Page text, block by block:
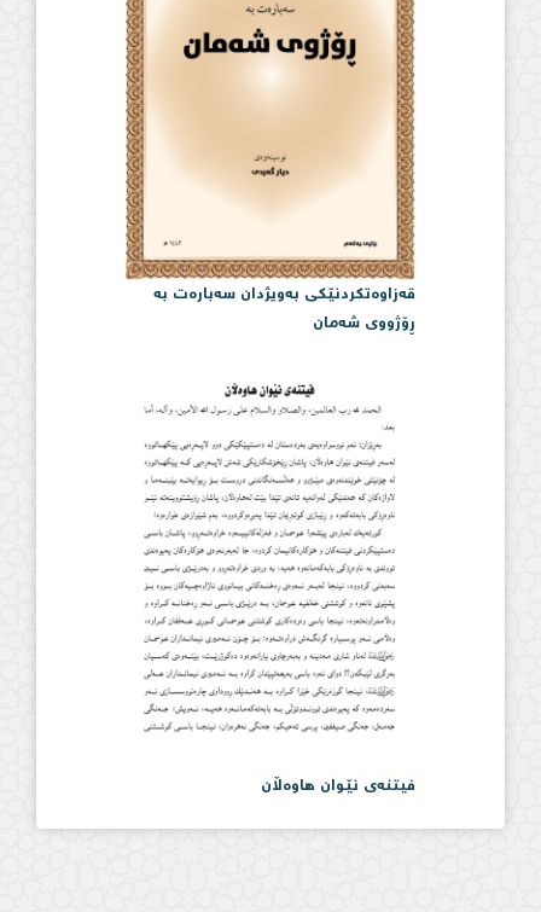
قەزاوەتكردنێكی بەویژدان سەبارەت بە
ڕۆژووی شەمان
فیتنەی نێوان هاوەڵان